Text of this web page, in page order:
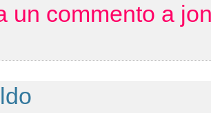
un commento a